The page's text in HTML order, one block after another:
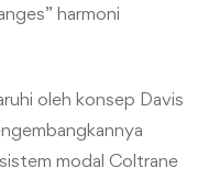
harmoni
oleh konsep Davis
modal Coltrane